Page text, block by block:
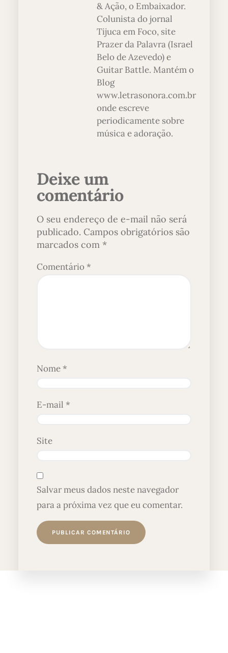
& Ação, o Embaixador.
Colunista do jornal
Tijuca em Foco, site
Prazer da Palavra (Israel
Belo de Azevedo) e
Guitar Battle. Mantém o
Blog
www.letrasonora.com.br
onde escreve
periodicamente sobre
música e adoração.
Deixe um
comentário
O seu endereço de e-mail não será
publicado. Campos obrigatórios são
marcados com *
Comentário*
Nome*
E-mail *
Site
Salvar meus dados neste navegador
para a próxima vez que eu comentar.